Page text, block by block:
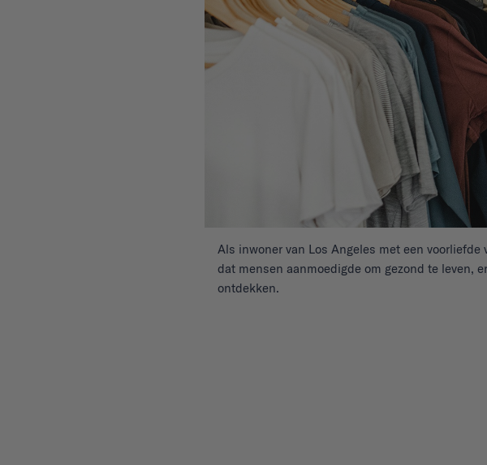
Als inwoner van Los Angeles met een
dat mensen aanmoedigde om gezond te leven,
ontdekken.